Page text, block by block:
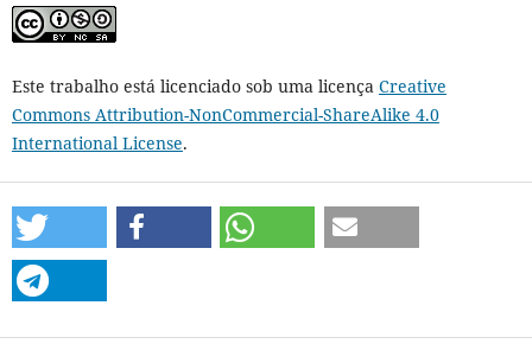
Este trabalho está licenciado sob uma licença Creative
Commons Attribution-NonCommercial-ShareAlike 4.0
International License.